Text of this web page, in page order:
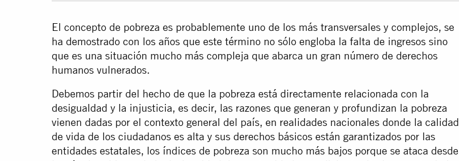
El concepto de pobreza es probablemente uno de los más transversales y complejos, se
ha demostrado con los años que este término no sólo engloba la falta de ingresos sino
que es una situación mucho más compleja que abarca un gran número de derechos
humanos vulnerados.
Debemos partir del hecho de que la pobreza está directamente relacionada con la
desigualdad y la injusticia, es decir, las razones que generan y profundizan la pobreza
vienen dadas por el contexto general del país, en realidades nacionales donde la calidad
de vida de los ciudadanos es alta y sus derechos básicos están garantizados por las
entidades estatales, los índices de pobreza son mucho más bajos porque se ataca desde